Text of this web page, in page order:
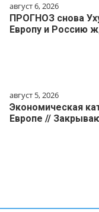
август 6, 2026
ПРОГНОЗ снова
Европу и Россию
август 5, 2026
Экономическая
Европе //